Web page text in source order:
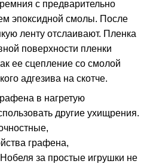
с предварительно
эпоксидной смолы. После
ленту отслаивают. Пленка
поверхности пленки
ее сцепление со смолой
адгезива на скотче.
в нагретую
другие ухищрения.
графена,
за простые игрушки не